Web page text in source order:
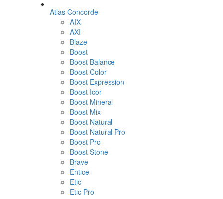
Atlas Concorde
AIX
AXI
Blaze
Boost
Boost Balance
Boost Color
Boost Expression
Boost Icor
Boost Mineral
Boost Mix
Boost Natural
Boost Natural Pro
Boost Pro
Boost Stone
Brave
Entice
Etic
Etic Pro